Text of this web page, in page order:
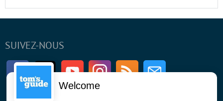
SUIVEZ-NOUS
FacebookTwitter Youtube InstagramRSS Newsletter
Welcome